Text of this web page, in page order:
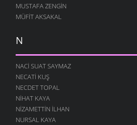
MUSTAFA ZENGIN
MÜFIT AKSAKAL
N
NACI SUAT SAYMAZ
NECATI KUŞ
NECDET TOPAL
NIHAT KAYA
NIZAMETTIN İLHAN
NURSAL KAYA